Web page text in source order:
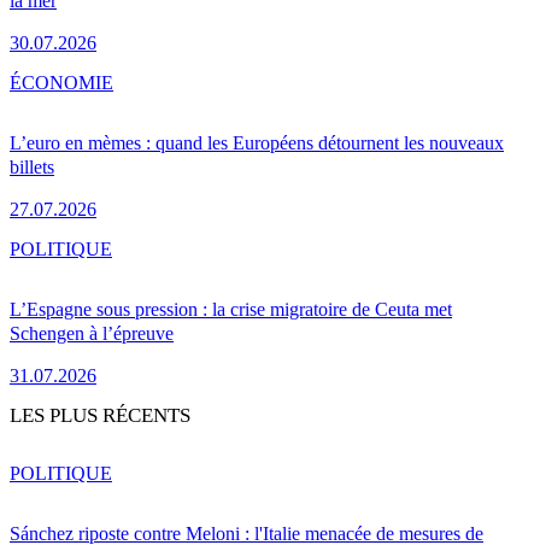
30.07.2026
L’euro en mèmes : quand les Européens détournent les nouveaux
billets
27.07.2026
ÉCONOMIE
L’Espagne sous pression : la crise migratoire de Ceuta met
Schengen à l’épreuve
31.07.2026
POLITIQUE
LES PLUS RÉCENTS
Sánchez riposte contre Meloni : l'Italie menacée de mesures de
POLITIQUE